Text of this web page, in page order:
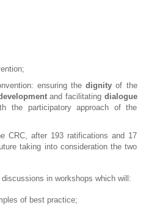
ensuring thedignity of the
and facilitating dialogue
the participatory approach of the
CRC, after 193 ratifications and 17
taking into consideration the two
in workshops which will:
of best practice;